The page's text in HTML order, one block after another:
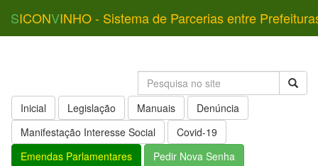
SICONVINHO - Sistema de Parcerias entre
Inicial Legislação Manuais
Denúncia
Manifestação Interesse Social
Covid-19
Emendas Parlamentares
Pedir Nova Senha